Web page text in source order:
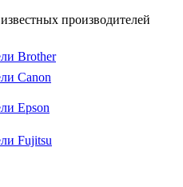
производителей
Brother
Canon
Epson
Fujitsu